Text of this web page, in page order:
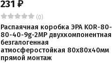
231₽
(0)
Распаячная коробка ЭРА KOR-80-
80-40-9g-2MP двухкомпонентная
безгалогенная
атмосферостойкая 80х80х40мм
прямой монтаж